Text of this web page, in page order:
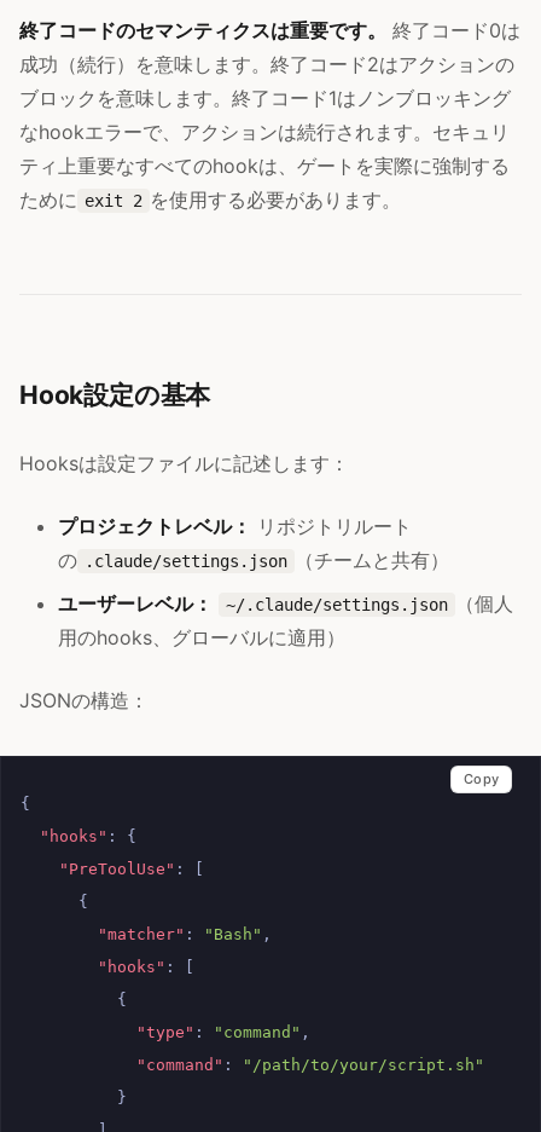
終了コードのセマンティクスは重要です。
終了コード0は
成功（続行）を意味します。終了コード2はアクションの
ブロックを意味します。終了コード1はノンブロッキング
なhookエラーで、アクションは続行されます。セキュリ
ティ上重要なすべてのhookは、ゲートを実際に強制する
ために exit 2 を使用する必要があります。
Hook設定の基本
Hooksは設定ファイルに記述します：
プロジェクトレベル：
リポジトリルート
の .claude/settings.json
（チームと共有）
ユーザーレベル：
~/.claude/settings.json
（個人
用のhooks、グローバルに適用）
JSONの構造：
{
"hooks" :
{
"PreToolUse" :
{
"matcher" : "Bash" ,
"hooks" :
{
"type" : "command" ,
"command" :
"/path/to/your/script.sh"
}
Copy